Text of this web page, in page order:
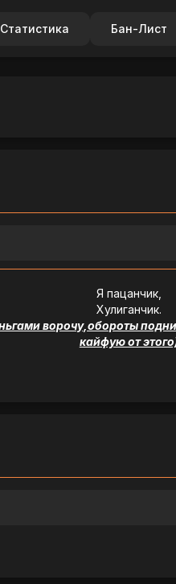
Статистика Бан-Лист
Я пацанчик,
Хулиганчик.
ворочу,обороты
кайфую от